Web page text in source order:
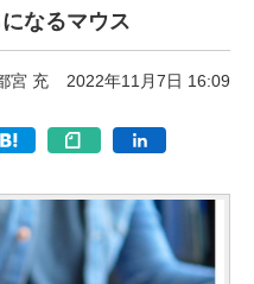
なるマウス
宮 充 2022年11月7日 16:09